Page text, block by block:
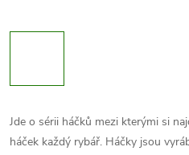
Jde o sérii háčků mezi kterými si
háček každý rybář. Háčky jsou